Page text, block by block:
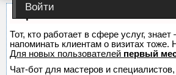
Войти
Тот, кто работает в сфере услуг,
напоминать клиентам о визитах
Для новых пользователей первый
Чат-бот для мастеров и